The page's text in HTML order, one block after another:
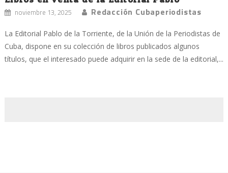
noviembre 13, 2025 Redacción Cubaperiodistas
La Editorial Pablo de la Torriente, de la Unión de la Periodistas de
Cuba, dispone en su colección de libros publicados algunos
títulos, que el interesado puede adquirir en la sede de la editorial,...